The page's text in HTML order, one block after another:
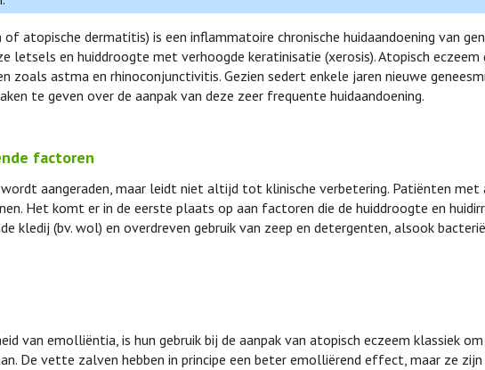
atopische dermatitis) is een inflammatoire chronische huidaandoening van
letsels en huiddroogte met verhoogde keratinisatie (xerosis). Atopisch eczeem
zoals astma en rhinoconjunctivitis. Gezien sedert enkele jaren nieuwe
te geven over de aanpak van deze zeer frequente huidaandoening.
factoren
aangeraden, maar leidt niet altijd tot klinische verbetering. Patiënten met
Het komt er in de eerste plaats op aan factoren die de huiddroogte en
kledij (bv. wol) en overdreven gebruik van zeep en detergenten, alsook
van emolliëntia, is hun gebruik bij de aanpak van atopisch eczeem klassiek om
De vette zalven hebben in principe een beter emolliërend effect, maar ze zijn